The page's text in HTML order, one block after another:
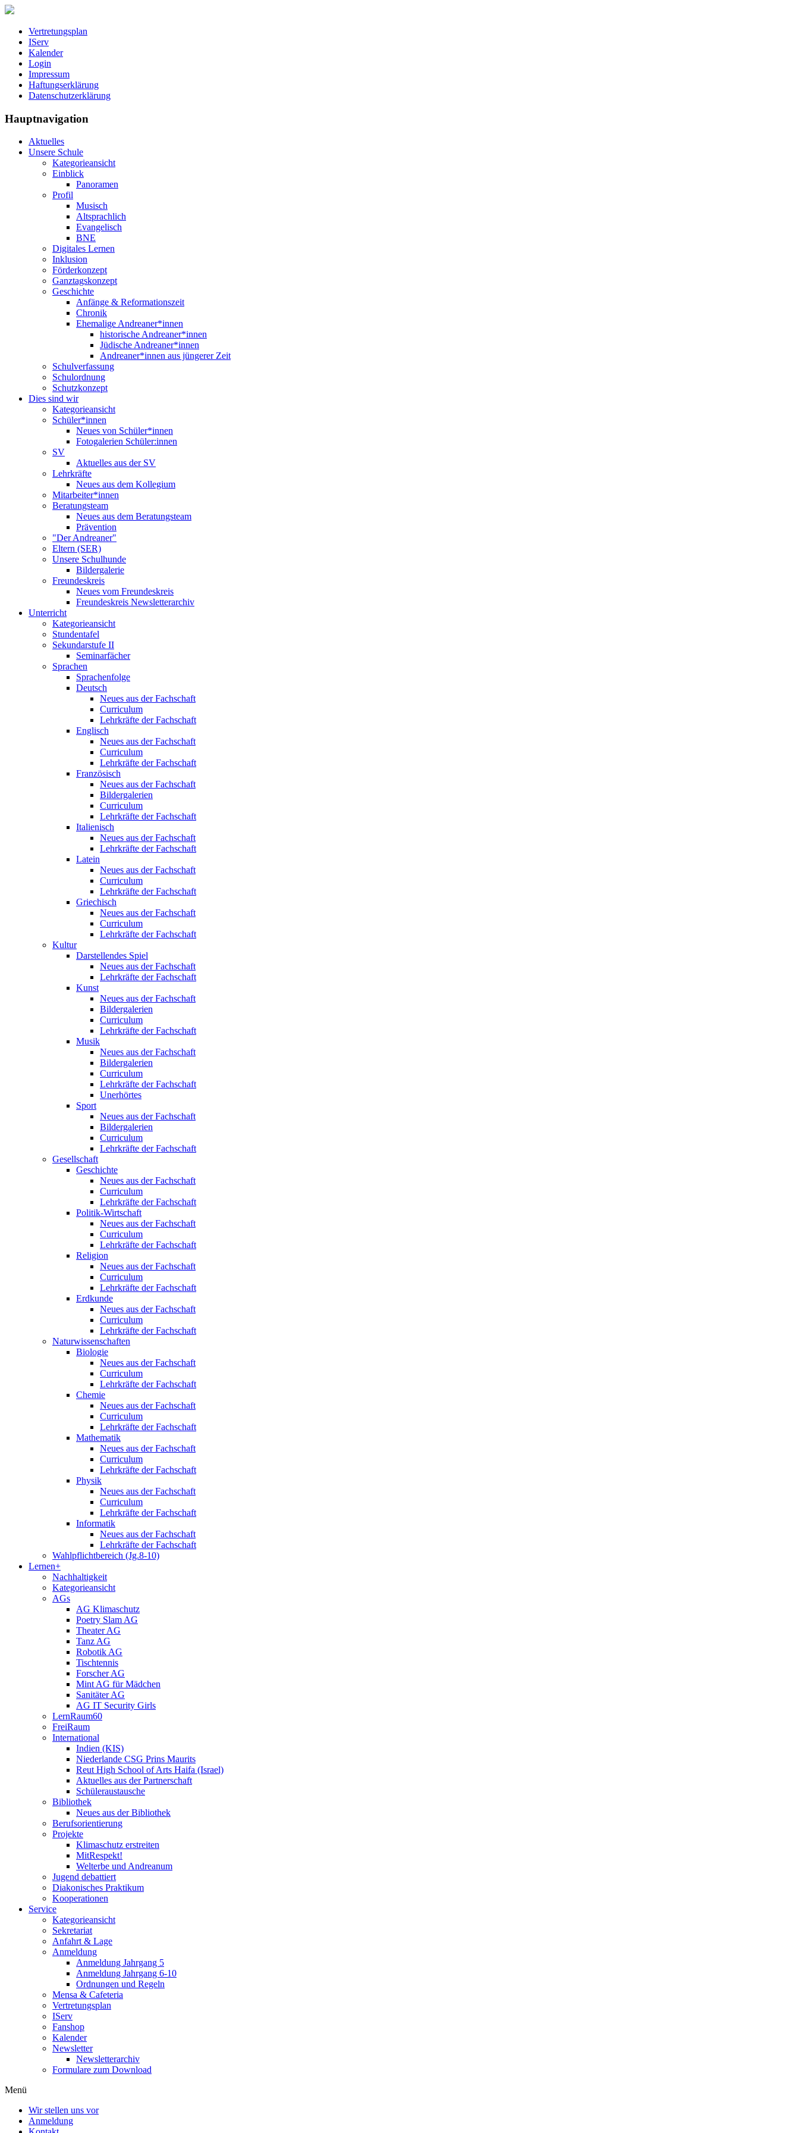
Vertretungsplan
IServ
Kalender
Login
Impressum
Haftungserklärung
Datenschutzerklärung
Hauptnavigation
Aktuelles
Unsere Schule
Kategorieansicht
Einblick
Panoramen
Profil
Musisch
Altsprachlich
Evangelisch
BNE
Digitales Lernen
Inklusion
Förderkonzept
Ganztagskonzept
Geschichte
Anfänge & Reformationszeit
Chronik
Ehemalige Andreaner*innen
historische Andreaner*innen
Jüdische Andreaner*innen
Andreaner*innen aus jüngerer Zeit
Schulverfassung
Schulordnung
Schutzkonzept
Dies sind wir
Kategorieansicht
Schüler*innen
Neues von Schüler*innen
Fotogalerien Schüler:innen
SV
Aktuelles aus der SV
Lehrkräfte
Neues aus dem Kollegium
Mitarbeiter*innen
Beratungsteam
Neues aus dem Beratungsteam
Prävention
"Der Andreaner"
Eltern (SER)
Unsere Schulhunde
Bildergalerie
Freundeskreis
Neues vom Freundeskreis
Freundeskreis Newsletterarchiv
Unterricht
Kategorieansicht
Stundentafel
Sekundarstufe II
Seminarfächer
Sprachen
Sprachenfolge
Deutsch
Neues aus der Fachschaft
Curriculum
Lehrkräfte der Fachschaft
Englisch
Neues aus der Fachschaft
Curriculum
Lehrkräfte der Fachschaft
Französisch
Neues aus der Fachschaft
Bildergalerien
Curriculum
Lehrkräfte der Fachschaft
Italienisch
Neues aus der Fachschaft
Lehrkräfte der Fachschaft
Latein
Neues aus der Fachschaft
Curriculum
Lehrkräfte der Fachschaft
Griechisch
Neues aus der Fachschaft
Curriculum
Lehrkräfte der Fachschaft
Kultur
Darstellendes Spiel
Neues aus der Fachschaft
Lehrkräfte der Fachschaft
Kunst
Neues aus der Fachschaft
Bildergalerien
Curriculum
Lehrkräfte der Fachschaft
Musik
Neues aus der Fachschaft
Bildergalerien
Curriculum
Lehrkräfte der Fachschaft
Unerhörtes
Sport
Neues aus der Fachschaft
Bildergalerien
Curriculum
Lehrkräfte der Fachschaft
Gesellschaft
Geschichte
Neues aus der Fachschaft
Curriculum
Lehrkräfte der Fachschaft
Politik-Wirtschaft
Neues aus der Fachschaft
Curriculum
Lehrkräfte der Fachschaft
Religion
Neues aus der Fachschaft
Curriculum
Lehrkräfte der Fachschaft
Erdkunde
Neues aus der Fachschaft
Curriculum
Lehrkräfte der Fachschaft
Naturwissenschaften
Biologie
Neues aus der Fachschaft
Curriculum
Lehrkräfte der Fachschaft
Chemie
Neues aus der Fachschaft
Curriculum
Lehrkräfte der Fachschaft
Mathematik
Neues aus der Fachschaft
Curriculum
Lehrkräfte der Fachschaft
Physik
Neues aus der Fachschaft
Curriculum
Lehrkräfte der Fachschaft
Informatik
Neues aus der Fachschaft
Lehrkräfte der Fachschaft
Wahlpflichtbereich (Jg.8-10)
Lernen+
Nachhaltigkeit
Kategorieansicht
AGs
AG Klimaschutz
Poetry Slam AG
Theater AG
Tanz AG
Robotik AG
Tischtennis
Forscher AG
Mint AG für Mädchen
Sanitäter AG
AG IT Security Girls
LernRaum60
FreiRaum
International
Indien (KIS)
Niederlande CSG Prins Maurits
Reut High School of Arts Haifa (Israel)
Aktuelles aus der Partnerschaft
Schüleraustausche
Bibliothek
Neues aus der Bibliothek
Berufsorientierung
Projekte
Klimaschutz erstreiten
MitRespekt!
Welterbe und Andreanum
Jugend debattiert
Diakonisches Praktikum
Kooperationen
Service
Kategorieansicht
Sekretariat
Anfahrt & Lage
Anmeldung
Anmeldung Jahrgang 5
Anmeldung Jahrgang 6-10
Ordnungen und Regeln
Mensa & Cafeteria
Vertretungsplan
IServ
Fanshop
Kalender
Newsletter
Newsletterarchiv
Formulare zum Download
Menü
Wir stellen uns vor
Anmeldung